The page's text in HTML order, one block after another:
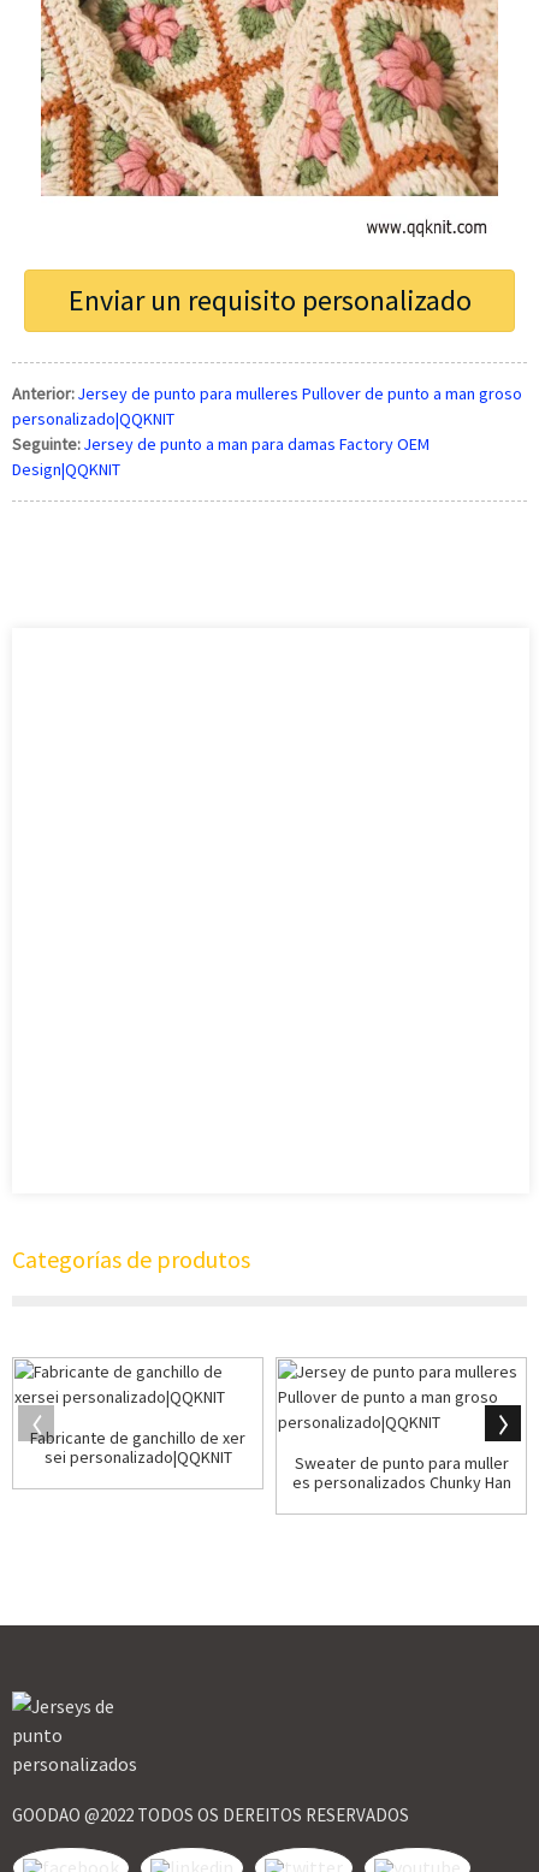
Enviar un requisito personalizado
Anterior:Jersey de punto para mulleres Pullover de punto a man groso
personalizado|QQKNIT
Seguinte:Jersey de punto a man para damas Factory OEM
Design|QQKNIT
Categorías de produtos
Fabricante de ganchillo de xer
sei personalizado|QQKNIT
Sweater de punto para muller
es personalizados Chunky Han
GOODAO @2022 TODOS OS DEREITOS RESERVADOS